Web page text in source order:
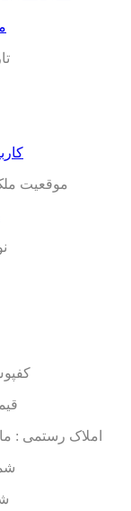
موقعیت ملک :
قیمت
املاک رستمی :